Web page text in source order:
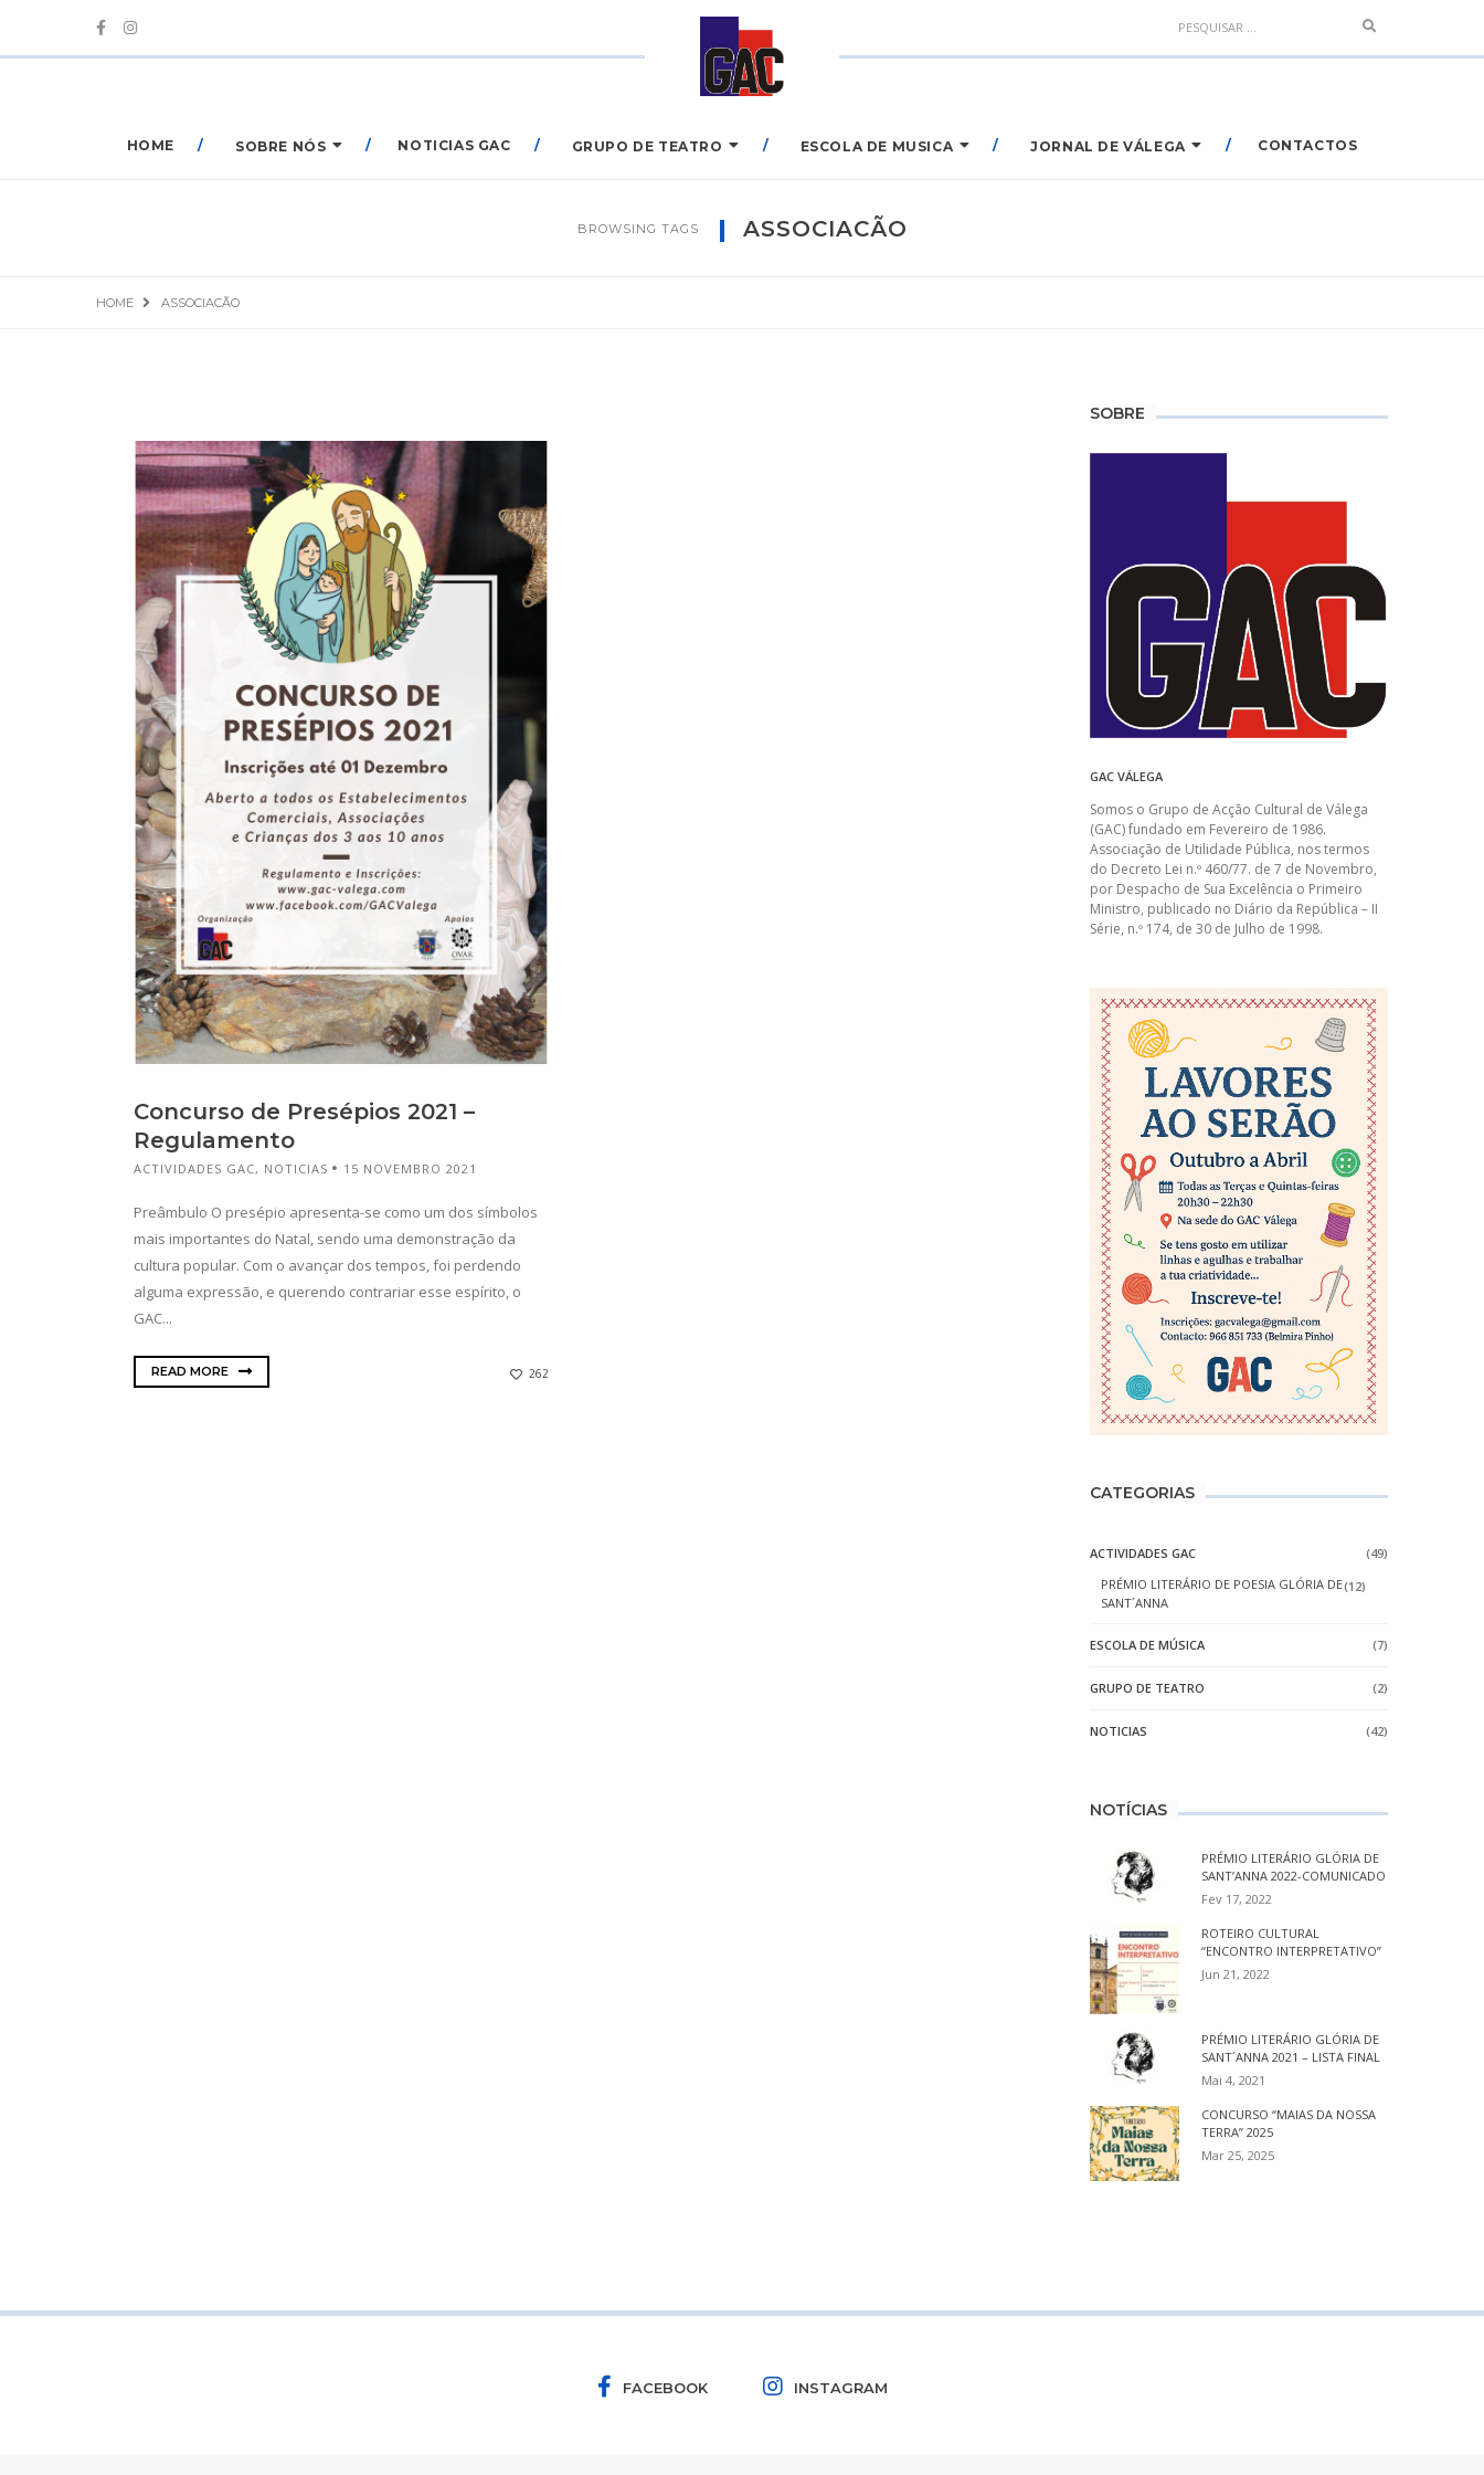
Search
HOME SOBRE NÓS NOTICIAS GAC GRUPO DE TEATRO ESCOLA DE MUSICA JORNAL DE VÁLEGA CONTACTOS
BROWSING TAGS ASSOCIACÃO
HOME ASSOCIACÃO
Concurso de Presépios 2021 –
Regulamento
ACTIVIDADES GAC, NOTICIAS 15 NOVEMBRO 2021
Preâmbulo O presépio apresenta-se como um dos símbolos
mais importantes do Natal, sendo uma demonstração da
cultura popular. Com o avançar dos tempos, foi perdendo
alguma expressão, e querendo contrariar esse espírito, o
GAC...
READ MORE 262
SOBRE
GAC VÁLEGA
Somos o Grupo de Acção Cultural de Válega
(GAC) fundado em Fevereiro de 1986.
Associação de Utilidade Pública, nos termos
do Decreto Lei n.º 460/77. de 7 de Novembro,
por Despacho de Sua Excelência o Primeiro
Ministro, publicado no Diário da República – II
Série, n.º 174, de 30 de Julho de 1998.
CATEGORIAS
ACTIVIDADES GAC
(49)
PRÉMIO LITERÁRIO DE POESIA GLÓRIA DE
SANT´ANNA
(12)
ESCOLA DE MÚSICA (7)
GRUPO DE TEATRO (2)
NOTICIAS (42)
NOTÍCIAS
PRÉMIO LITERÁRIO GLÓRIA DE
SANT’ANNA 2022-COMUNICADO
Fev 17, 2022
ROTEIRO CULTURAL
“ENCONTRO INTERPRETATIVO”
Jun 21, 2022
PRÉMIO LITERÁRIO GLÓRIA DE
SANT´ANNA 2021 – LISTA FINAL
Mai 4, 2021
CONCURSO “MAIAS DA NOSSA
TERRA” 2025
Mar 25, 2025
FACEBOOK INSTAGRAM